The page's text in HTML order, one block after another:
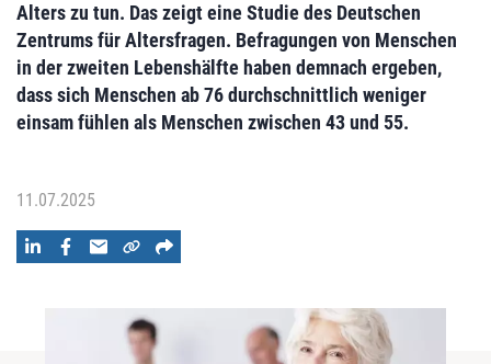
Alters zu tun. Das zeigt eine Studie des Deutschen
Zentrums für Altersfragen. Befragungen von Menschen
in der zweiten Lebenshälfte haben demnach ergeben,
dass sich Menschen ab 76 durchschnittlich weniger
einsam fühlen als Menschen zwischen 43 und 55.
11.07.2025